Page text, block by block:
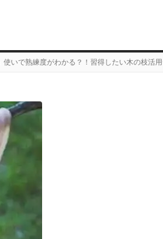
使いで熟練度がわかる？！習得したい木の枝活